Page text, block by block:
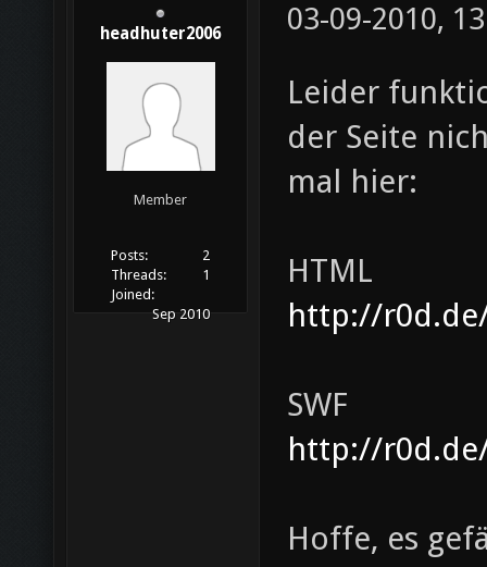
headhuter2006
Member
Posts:
2
Threads:
1
Joined:
Sep 2010
03-09-2010,
Leider
der Seite
mal hier:
HTML
http://
SWF
http://
Hoffe, es